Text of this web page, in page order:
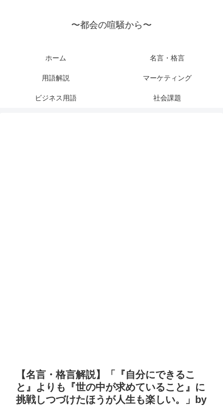
〜都会の喧騒から〜
ホーム 名言・格言
用語解説 マーケティング
ビジネス用語 社会課題
【名言・格言解説】「『自分にできるこ
と』よりも『世の中が求めていること』に
挑戦しつづけたほうが人生も楽しい。」by